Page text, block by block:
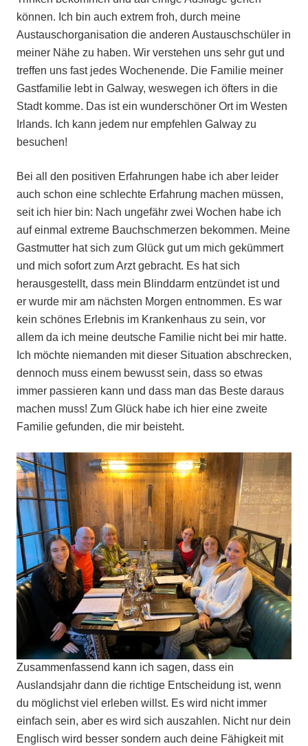
können. Ich bin auch extrem froh, durch meine
Austauschorganisation die anderen Austauschschüler in
meiner Nähe zu haben. Wir verstehen uns sehr gut und
treffen uns fast jedes Wochenende. Die Familie meiner
Gastfamilie lebt in Galway, weswegen ich öfters in die
Stadt komme. Das ist ein wunderschöner Ort im Westen
Irlands. Ich kann jedem nur empfehlen Galway zu
besuchen!
Bei all den positiven Erfahrungen habe ich aber leider
auch schon eine schlechte Erfahrung machen müssen,
seit ich hier bin: Nach ungefähr zwei Wochen habe ich
auf einmal extreme Bauchschmerzen bekommen. Meine
Gastmutter hat sich zum Glück gut um mich gekümmert
und mich sofort zum Arzt gebracht. Es hat sich
herausgestellt, dass mein Blinddarm entzündet ist und
er wurde mir am nächsten Morgen entnommen. Es war
kein schönes Erlebnis im Krankenhaus zu sein, vor
allem da ich meine deutsche Familie nicht bei mir hatte.
Ich möchte niemanden mit dieser Situation abschrecken,
dennoch muss einem bewusst sein, dass so etwas
immer passieren kann und dass man das Beste daraus
machen muss! Zum Glück habe ich hier eine zweite
Familie gefunden, die mir beisteht.
Zusammenfassend kann ich sagen, dass ein
Auslandsjahr dann die richtige Entscheidung ist, wenn
du möglichst viel erleben willst. Es wird nicht immer
einfach sein, aber es wird sich auszahlen. Nicht nur dein
Englisch wird besser sondern auch deine Fähigkeit mit